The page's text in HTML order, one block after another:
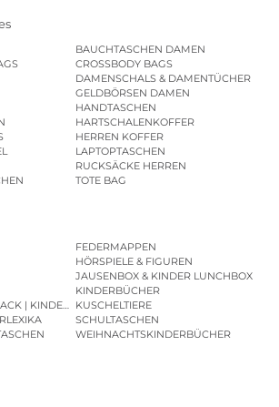
BAUCHTASCHEN DAMEN
CROSSBODY BAGS
DAMENSCHALS & DAMENTÜCHER
GELDBÖRSEN DAMEN
HANDTASCHEN
HARTSCHALENKOFFER
HERREN KOFFER
LAPTOPTASCHEN
RUCKSÄCKE HERREN
TOTE BAG
FEDERMAPPEN
HÖRSPIELE & FIGUREN
JAUSENBOX & KINDER LUNCHBOX
KINDERBÜCHER
KINDERGARTENRUCKSACK | KINDERGARTENBEUTEL
KUSCHELTIERE
SCHULTASCHEN
WEIHNACHTSKINDERBÜCHER